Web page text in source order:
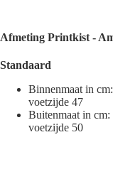
Afmeting Printkist -
Standaard
Binnenmaat in
voetzijde 47
Buitenmaat in cm:
voetzijde 50